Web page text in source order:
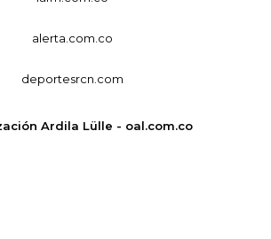
alerta.com.co
deportesrcn.com
Ardila Lülle - oal.com.co